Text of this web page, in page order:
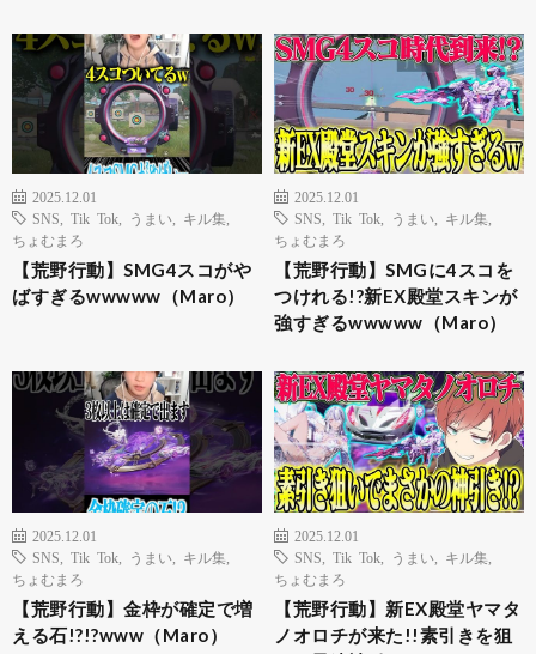
2025.12.01
SNS
Tik Tok うまい キル集
ちょむまろ
【荒野行動】SMG4スコがや
ばすぎるwwwww（Maro）
2025.12.01
SNS
Tik Tok うまい キル集
ちょむまろ
【荒野行動】SMGに4スコを
つけれる!?新EX殿堂スキンが
強すぎるwwwww（Maro）
2025.12.01
SNS
Tik Tok うまい キル集
ちょむまろ
【荒野行動】金枠が確定で増
える石!?!?www（Maro）
2025.12.01
SNS
Tik Tok うまい キル集
ちょむまろ
【荒野行動】新EX殿堂ヤマタ
ノオロチが来た!!素引きを狙